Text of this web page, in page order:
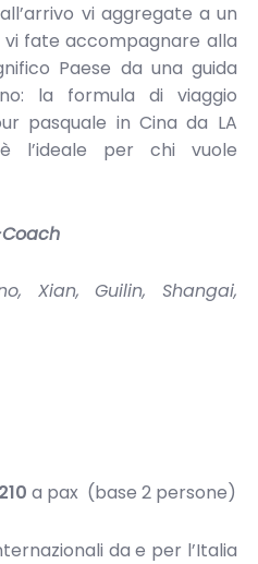
vi aggregate a un
fate accompagnare alla
Paese da una guida
la formula di viaggio
pasquale in Cina da LA
è l’ideale per chi vuole
Xian, Guilin, Shangai,
a pax (base 2 persone)
da e per l’Italia